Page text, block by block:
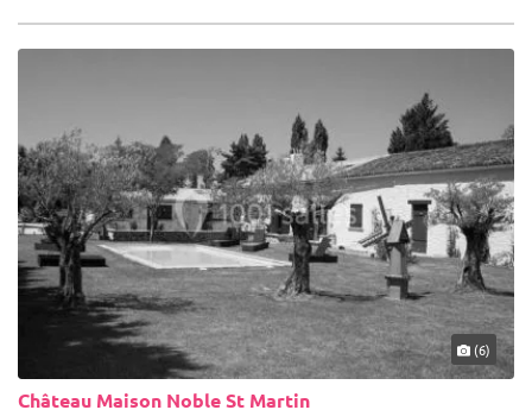
(6)
Château Maison Noble St Martin